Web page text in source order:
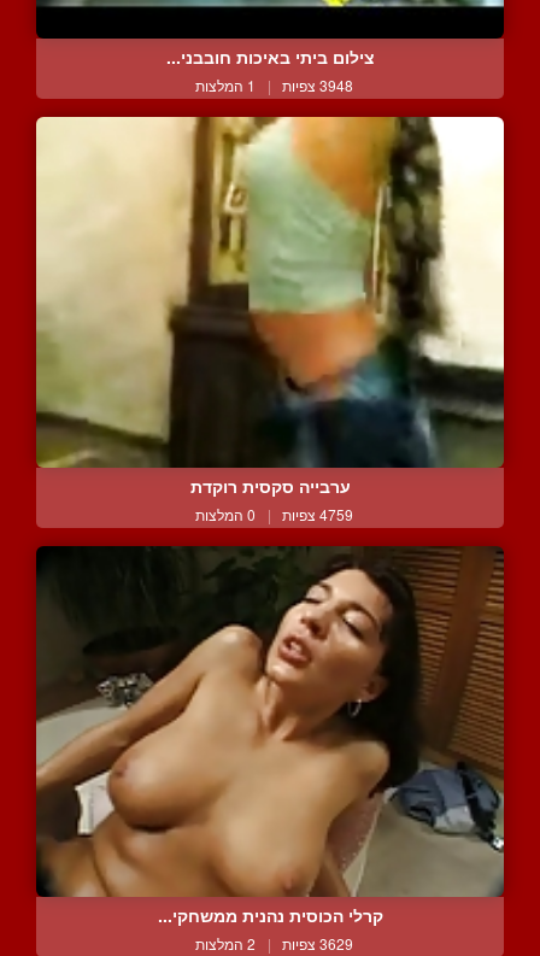
צילום ביתי באיכות חובבני...
3948 צפיות | 1 המלצות
ערבייה סקסית רוקדת
4759 צפיות | 0 המלצות
קרלי הכוסית נהנית ממשחקי...
3629 צפיות | 2 המלצות